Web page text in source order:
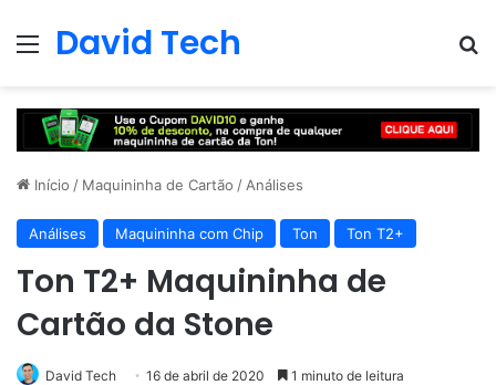
Menu
David Tech
Início / Maquininha de Cartão / Análises
Análises Maquininha com Chip Ton Ton T2+
Ton T2+ Maquininha de
Cartão da Stone
David Tech 16 de abril de 2020 1 minuto de leitura